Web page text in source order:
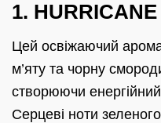
1.
Цей освіжаючий
м’яту та чорну
створюючи
Серцеві ноти